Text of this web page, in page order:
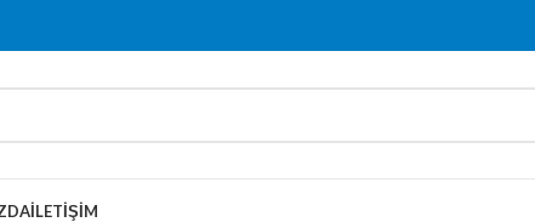
İLETIŞIM